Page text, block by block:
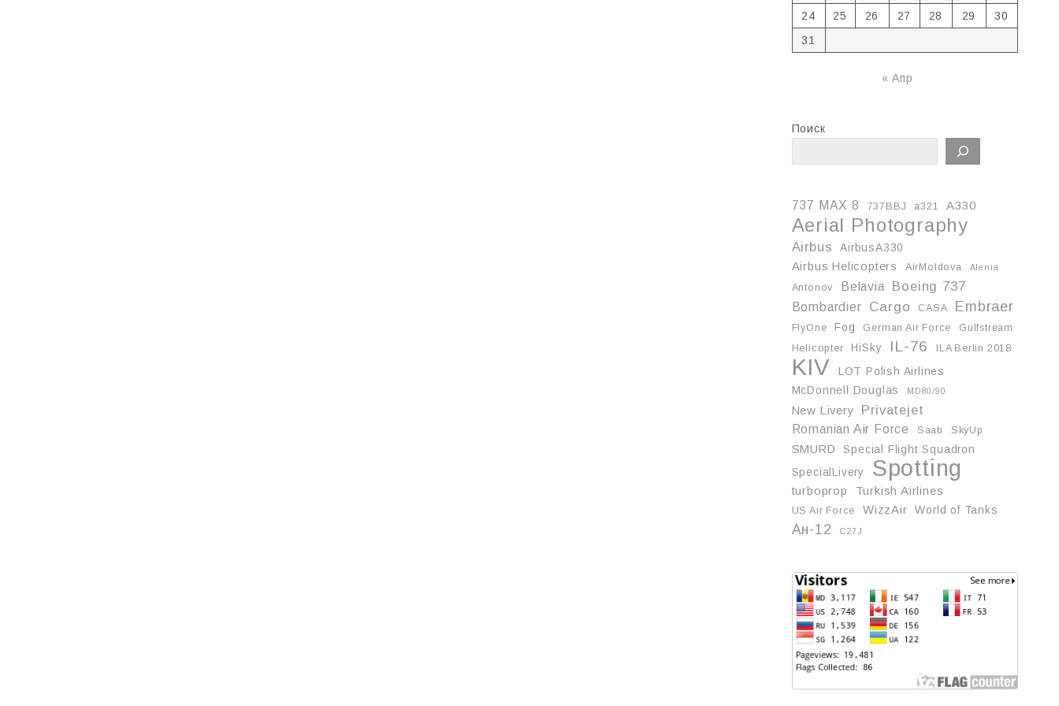
24
25 26 27 28 29
30
31
« Апр
Поиск
737 MAX 8 737BBJ a321 A330
Aerial Photography
Airbus
AirbusA330
Airbus Helicopters
AirMoldova Alenia
Antonov Belavia Boeing 737
Bombardier Cargo CASA Embraer
FlyOne Fog German Air Force
Gulfstream
Helicopter
HiSky IL-76 ILA Berlin 2018
KIV
LOT Polish Airlines
McDonnell Douglas
MD80/90
New Livery Privatejet
Romanian Air Force Saab SkyUp
SMURD
Special Flight Squadron
SpecialLivery
Spotting
turboprop Turkish Airlines
US Air Force WizzAir World of Tanks
Ан-12 С27J